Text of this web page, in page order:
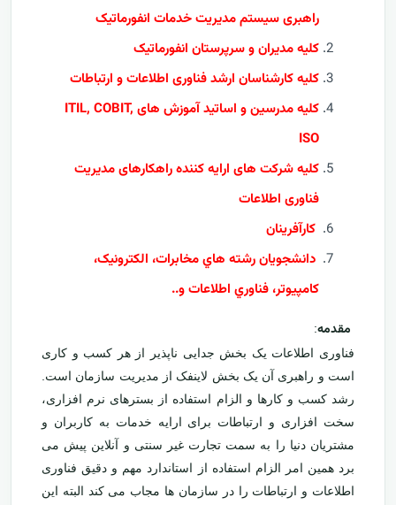
راهبری سیستم مدیریت خدمات انفورماتیک
کلیه مدیران و سرپرستان انفورماتیک
کلیه کارشناسان ارشد فناوری اطلاعات و ارتباطات
کلیه مدرسین و اساتید آموزش های ITIL, COBIT,
ISO
کلیه شرکت های ارایه کننده راهکارهای مدیریت
فناوری اطلاعات
کارآفرينان
دانشجويان رشته هاي مخابرات، الکترونيک،
کامپيوتر، فناوري اطلاعات و..
مقدمه:
فناوری اطلاعات یک بخش جدایی ناپذیر از هر کسب و کاری
است و راهبری آن یک بخش لاینفک از مدیریت سازمان است.
رشد کسب و کارها و الزام استفاده از بسترهای نرم افزاری،
سخت افزاری و ارتباطات برای ارایه خدمات به کاربران و
مشتریان دنیا را به سمت تجارت غیر سنتی و آنلاین پیش می
برد همین امر الزام استفاده از استاندارد مهم و دقیق فناوری
اطلاعات و ارتباطات را در سازمان ها مجاب می کند البته این